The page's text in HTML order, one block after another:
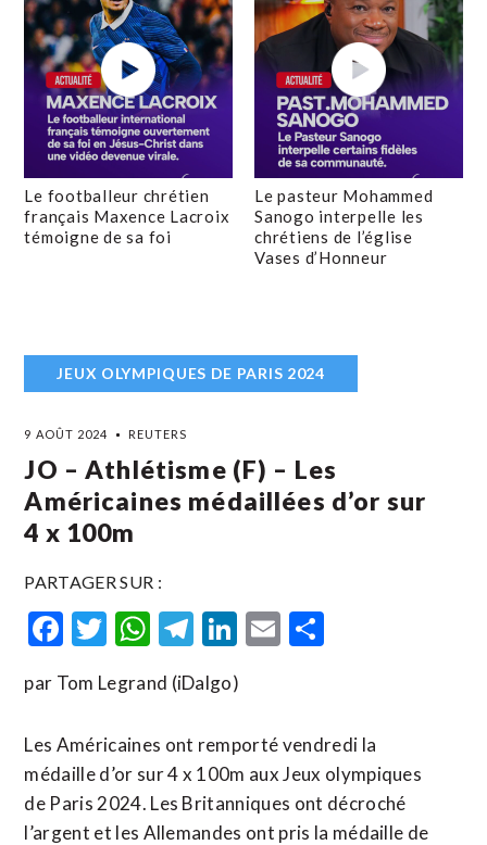
Le footballeur chrétien
français Maxence Lacroix
témoigne de sa foi
Le pasteur Mohammed
Sanogo interpelle les
chrétiens de l’église
Vases d’Honneur
JEUX OLYMPIQUES DE PARIS 2024
9 AOÛT 2024 REUTERS
JO – Athlétisme (F) – Les
Américaines médaillées d’or sur
4 x 100m
PARTAGER SUR :
Facebook
Twitter
WhatsApp
Telegram
LinkedIn
Email
par Tom Legrand (iDalgo)
Les Américaines ont remporté vendredi la
médaille d’or sur 4 x 100m aux Jeux olympiques
de Paris 2024. Les Britanniques ont décroché
l’argent et les Allemandes ont pris la médaille de